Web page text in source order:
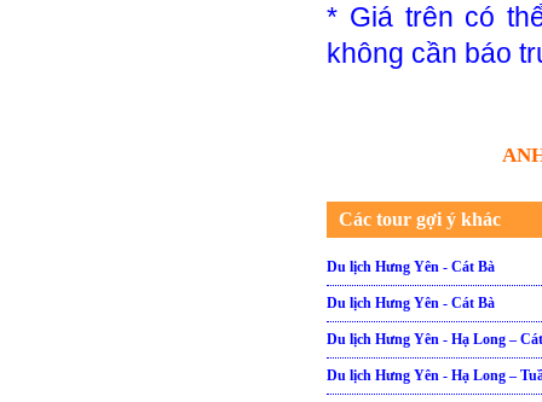
* Giá trên có
không cần báo
Các tour gợi ý khác
Du lịch Hưng Yên - Cát Bà
Du lịch Hưng Yên - Cát Bà
Du lịch Hưng Yên - Hạ Long –
Du lịch Hưng Yên - Hạ Long –